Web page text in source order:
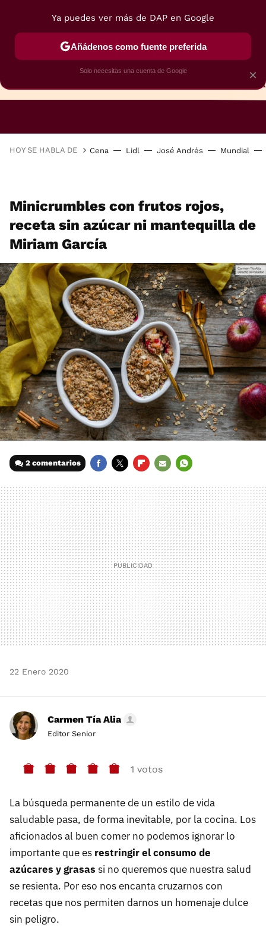
HOY SE HABLA DE Cena Lidl José Andrés Mundial
Minicrumbles con frutos rojos,
receta sin azúcar ni mantequilla de
Miriam García
2 comentarios
MAIL
22 Enero 2020
Carmen Tía Alia
Editor Senior
1 votos
La búsqueda permanente de un estilo de vida
saludable pasa, de forma inevitable, por la cocina. Los
aficionados al buen comer no podemos ignorar lo
importante que es restringir el consumo de
azúcares y grasas si no queremos que nuestra salud
se resienta. Por eso nos encanta cruzarnos con
recetas que nos permiten darnos un homenaje dulce
sin peligro.
×
Ya puedes ver más de DAP en Google
Añádenos como fuente preferida
Solo necesitas una cuenta de Google